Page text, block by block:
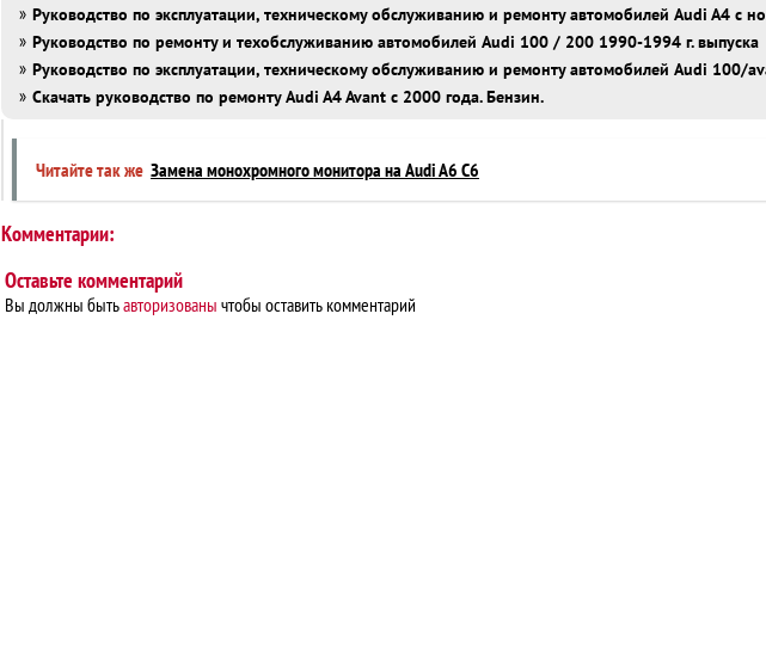
» Руководство по эксплуатации, техническому обслуживанию и ремонту автомобилей Audi A4 с
» Руководство по ремонту и техобслуживанию автомобилей Audi 100 / 200 1990-1994 г. выпуска
» Руководство по эксплуатации, техническому обслуживанию и ремонту автомобилей Audi 100/
» Скачать руководство по ремонту Audi A4 Avant с 2000 года. Бензин.
Читайте так же Замена монохромного монитора на Audi A6 C6
Комментарии:
Оставьте комментарий
Вы должны бытьавторизованы чтобы оставить комментарий